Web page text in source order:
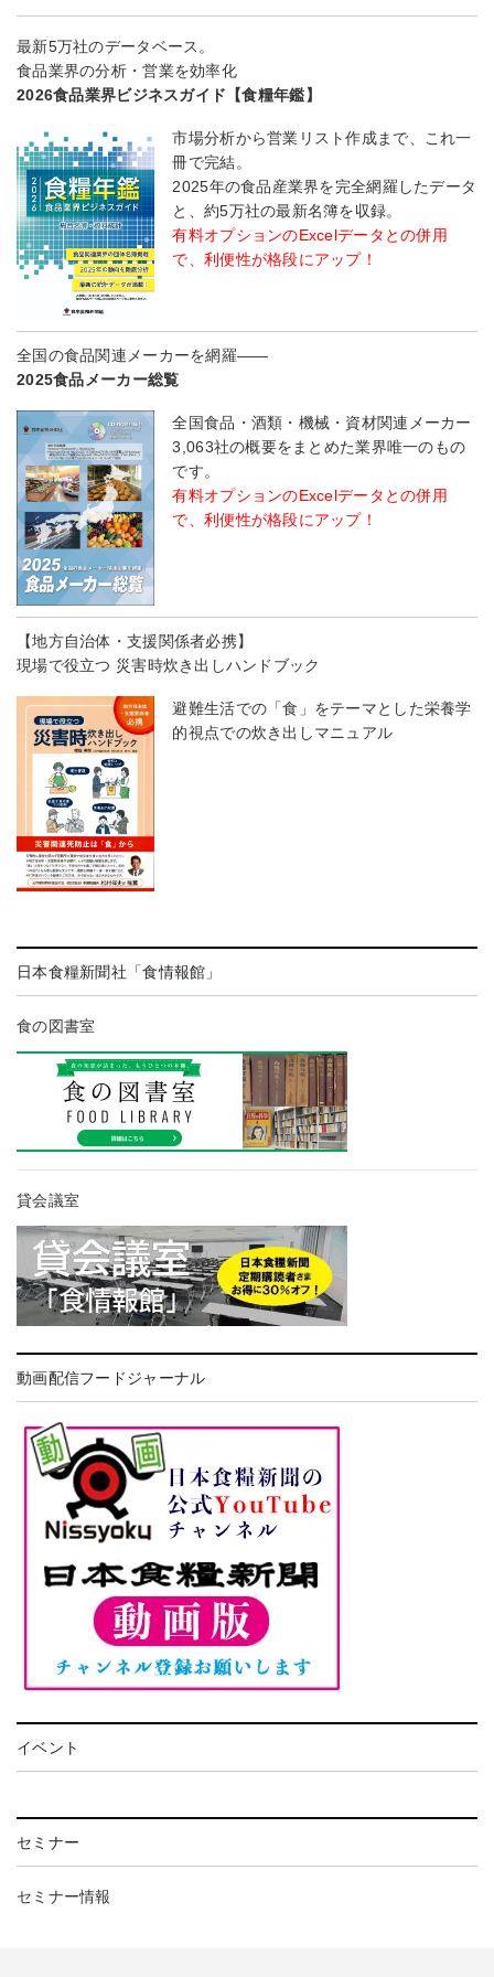
最新5万社のデータベース。
食品業界の分析・営業を効率化
2026食品業界ビジネスガイド【食糧年鑑】
市場分析から営業リスト作成まで、これ一
冊で完結。
2025年の食品産業界を完全網羅したデータ
と、約5万社の最新名簿を収録。
有料オプションのExcelデータとの併用
で、利便性が格段にアップ！
全国の食品関連メーカーを網羅――
2025食品メーカー総覧
全国食品・酒類・機械・資材関連メーカー
3,063社の概要をまとめた業界唯一のもの
です。
有料オプションのExcelデータとの併用
で、利便性が格段にアップ！
【地方自治体・支援関係者必携】
現場で役立つ 災害時炊き出しハンドブック
避難生活での「食」をテーマとした栄養学
的視点での炊き出しマニュアル
日本食糧新聞社「食情報館」
食の図書室
貸会議室
動画配信フードジャーナル
イベント
セミナー
セミナー情報